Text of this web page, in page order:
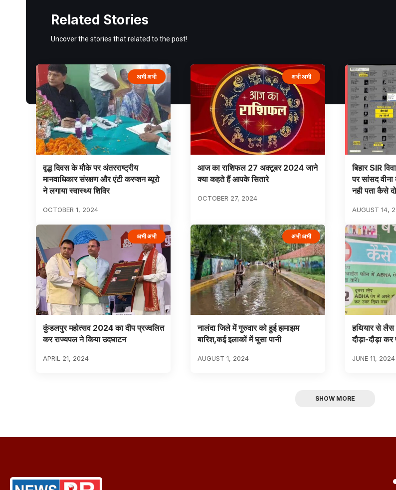
Related Stories
Uncover the stories that related to the post!
अभी अभी
वृद्ध दिवस के मौके पर अंतरराष्ट्रीय
मानवाधिकार संरक्षण और एंटी करप्शन ब्यूरो
ने लगाया स्वास्थ्य शिविर
OCTOBER 1, 2024
अभी अभी
आज का राशिफल 27 अक्टूबर 2024 जाने
क्या कहते हैं आपके सितारे
OCTOBER 27, 2024
बिहार SIR
पर सांसद
नही पता कैसे
AUGUST 14,
अभी अभी
कुंडलपुर महोत्सव 2024 का दीप प्रज्वलित
कर राज्यपल ने किया उदघाटन
APRIL 21, 2024
अभी अभी
नालंदा जिले में गुरुवार को हुई झमाझम
बारिश,कई इलाकों में घुसा पानी
AUGUST 1, 2024
हथियार से लैस
दौड़ा-दौड़ा कर
JUNE 11, 2024
SHOW MORE